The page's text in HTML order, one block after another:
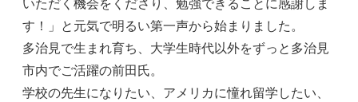
いただく機会をくださり、勉強できることに感謝しま
す！」と元気で明るい第一声から始まりました。
多治見で生まれ育ち、大学生時代以外をずっと多治見
市内でご活躍の前田氏。
学校の先生になりたい、アメリカに憧れ留学したい、